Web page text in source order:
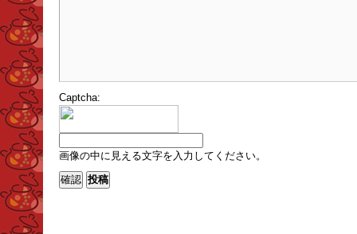
Captcha:
画像の中に見える文字を入力してください。